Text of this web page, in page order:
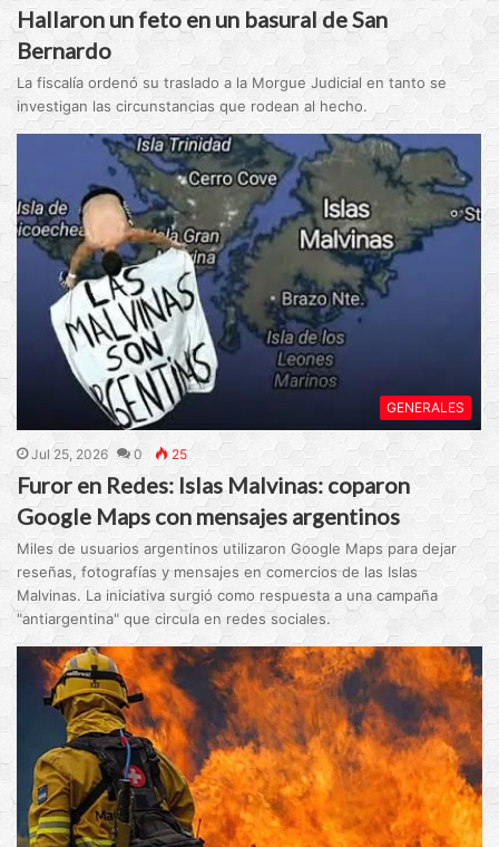
Hallaron un feto en un basural de San
Bernardo
La fiscalía ordenó su traslado a la Morgue Judicial en tanto se
investigan las circunstancias que rodean al hecho.
GENERALES
Jul 25, 2026 0 25
Furor en Redes: Islas Malvinas: coparon
Google Maps con mensajes argentinos
Miles de usuarios argentinos utilizaron Google Maps para dejar
reseñas, fotografías y mensajes en comercios de las Islas
Malvinas. La iniciativa surgió como respuesta a una campaña
"antiargentina" que circula en redes sociales.